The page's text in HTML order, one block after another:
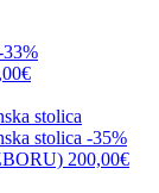
33%
-35%
200,00€